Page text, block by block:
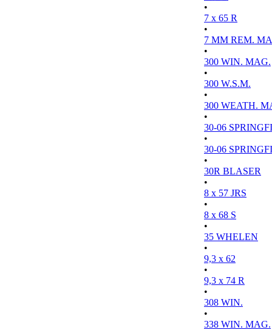
•
7 x 65 R
•
7 MM REM.
•
300 WIN. MAG.
•
300 W.S.M.
•
300 WEATH.
•
30-06
•
30-06
•
30R BLASER
•
8 x 57 JRS
•
8 x 68 S
•
35 WHELEN
•
9,3 x 62
•
9,3 x 74 R
•
308 WIN.
•
338 WIN. MAG.